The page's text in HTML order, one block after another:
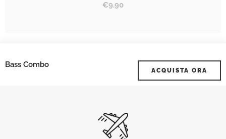
€9.90
Bass Combo
ACQUISTA ORA